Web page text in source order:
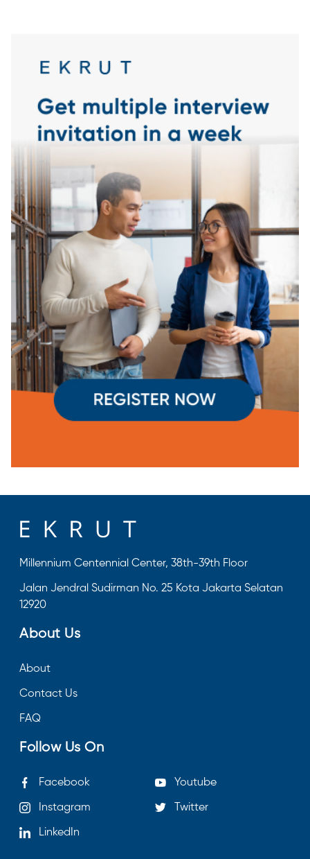
Millennium Centennial Center, 38th-39th Floor
Jalan Jendral Sudirman No. 25 Kota Jakarta Selatan
12920
About Us
About
Contact Us
FAQ
Follow Us On
Facebook Youtube
Instagram Twitter
LinkedIn